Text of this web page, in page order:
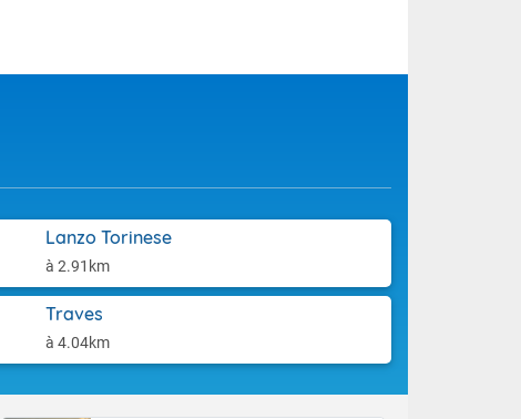
Lanzo Torinese
à 2.91km
Traves
à 4.04km